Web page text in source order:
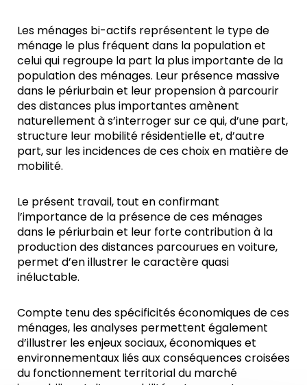
Les ménages bi-actifs représentent le type de
ménage le plus fréquent dans la population et
celui qui regroupe la part la plus importante de la
population des ménages. Leur présence massive
dans le périurbain et leur propension à parcourir
des distances plus importantes amènent
naturellement à s’interroger sur ce qui, d’une part,
structure leur mobilité résidentielle et, d’autre
part, sur les incidences de ces choix en matière de
mobilité.
Le présent travail, tout en confirmant
l’importance de la présence de ces ménages
dans le périurbain et leur forte contribution à la
production des distances parcourues en voiture,
permet d’en illustrer le caractère quasi
inéluctable.
Compte tenu des spécificités économiques de ces
ménages, les analyses permettent également
d’illustrer les enjeux sociaux, économiques et
environnementaux liés aux conséquences croisées
du fonctionnement territorial du marché